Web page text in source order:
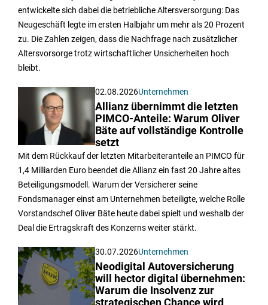
entwickelte sich dabei die betriebliche Altersversorgung: Das
Neugeschäft legte im ersten Halbjahr um mehr als 20 Prozent
zu. Die Zahlen zeigen, dass die Nachfrage nach zusätzlicher
Altersvorsorge trotz wirtschaftlicher Unsicherheiten hoch
bleibt.
02.08.2026Unternehmen
Allianz übernimmt die letzten
PIMCO-Anteile: Warum Oliver
Bäte auf vollständige Kontrolle
setzt
Mit dem Rückkauf der letzten Mitarbeiteranteile an PIMCO für
1,4 Milliarden Euro beendet die Allianz ein fast 20 Jahre altes
Beteiligungsmodell. Warum der Versicherer seine
Fondsmanager einst am Unternehmen beteiligte, welche Rolle
Vorstandschef Oliver Bäte heute dabei spielt und weshalb der
Deal die Ertragskraft des Konzerns weiter stärkt.
30.07.2026Unternehmen
Neodigital Autoversicherung
will hector digital übernehmen:
Warum die Insolvenz zur